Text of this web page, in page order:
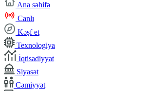
Ana səhifə
Canlı
Kəşf et
Texnologiya
İqtisadiyyat
Siyasət
Cəmiyyət